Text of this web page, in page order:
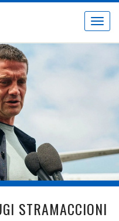
Toggle
STRAMACCIONI